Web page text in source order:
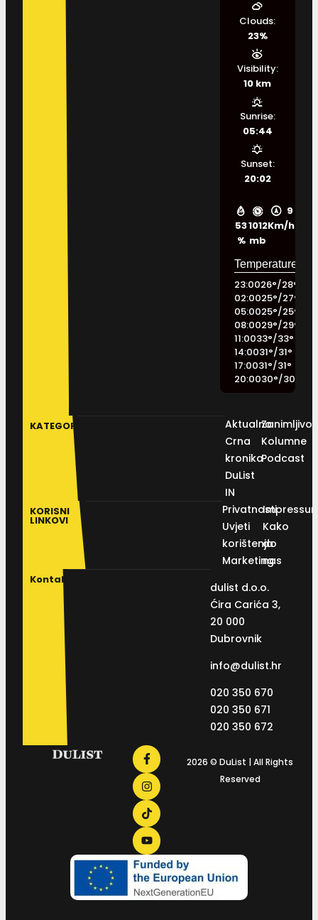
53
%
1012
mb
9
Km/h
Clouds:
23%
Visibility:
10 km
Sunrise:
05:44
Sunset:
20:02
23:0026°/28°
02:0025°/27°
05:0025°/25°
08:0029°/29°
11:0033°/33°
14:0031°/31°
17:0031°/31°
20:0030°/30
KATEGORIJE
Aktualno
Crna
kronika
DuList
IN
Kolumne
Podcast
KORISNI
LINKOVI
Privatnosti
Uvjeti
korištenja
Marketing
Kako
do
nas
Kontakt
dulist d.o.o.
Ćira Carića 3,
20 000
Dubrovnik
info@dulist.hr
020 350 670
020 350 671
020 350 672
2026 © DuList | All Rights
Reserved